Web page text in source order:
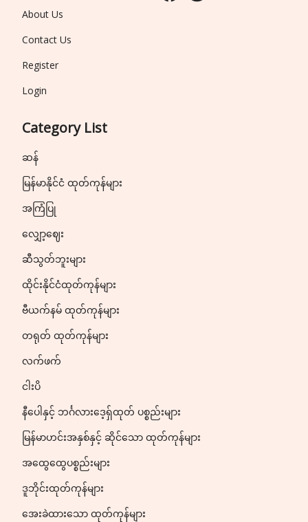
About Us
Contact Us
Register
Login
Category List
ဆန်
မြန်မာနိုင်ငံ ထုတ်ကုန်များ
အကြံပြု
လျှော့ဈေး
ဆီသွတ်ဘူးများ
ထိုင်းနိုင်ငံထုတ်ကုန်များ
ဗီယက်နမ် ထုတ်ကုန်များ
တရုတ် ထုတ်ကုန်များ
လက်ဖက်
ငါးပိ
နီပေါနှင့် ဘင်္ဂလားဒေ့ရှ်ထုတ် ပစ္စည်းများ
မြန်မာဟင်းအနှစ်နှင့် ဆိုင်သော ထုတ်ကုန်များ
အထွေထွေပစ္စည်းများ
ဒူဘိုင်းထုတ်ကုန်များ
အေးခဲထားသော ထုတ်ကုန်များ